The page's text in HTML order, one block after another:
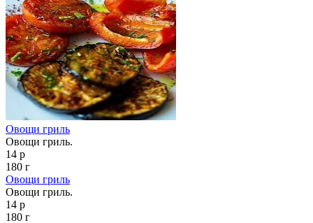
Овощи гриль
Овощи гриль.
14 р
180 г
Овощи гриль
Овощи гриль.
14 р
180 г